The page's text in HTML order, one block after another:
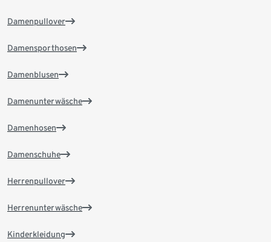
Damenpullover
Damensporthosen
Damenblusen
Damenunterwäsche
Damenhosen
Damenschuhe
Herrenpullover
Herrenunterwäsche
Kinderkleidung